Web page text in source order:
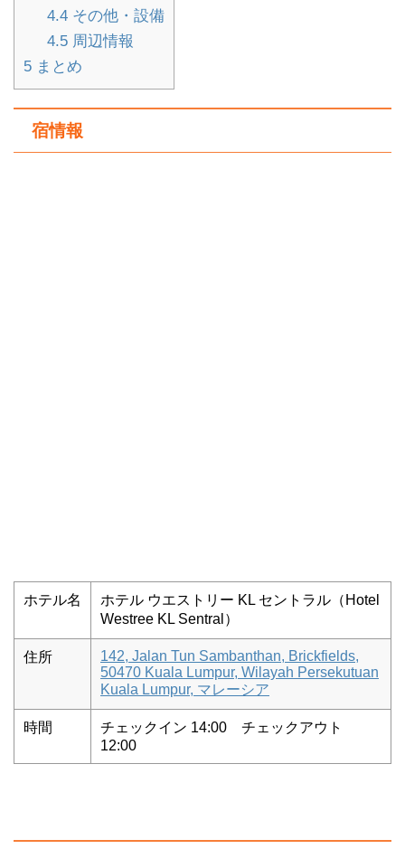
4.4その他・設備
4.5周辺情報
5 まとめ
宿情報
ホテル名
ホテル ウエストリー KL セントラル（Hotel
Westree KL Sentral）
住所
142, Jalan Tun Sambanthan, Brickfields,
50470 Kuala Lumpur, Wilayah Persekutuan
Kuala Lumpur, マレーシア
時間
チェックイン 14:00 チェックアウト
12:00